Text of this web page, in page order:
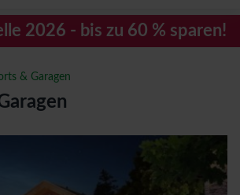
2026 - bis zu 60 % sparen!
& Garagen